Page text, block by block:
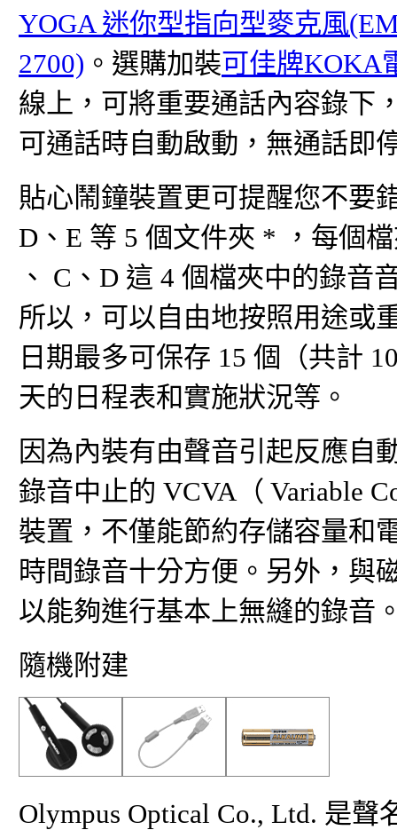
YOGA 迷你型指向型麥克風
2700) 。選購加裝可佳牌KOKA
線上，可將重要通話內容錄下
可通話時自動啟動，無通話即
貼心鬧鐘裝置更可提醒您不要
D、E 等 5 個文件夾 * ，每個
、 C、D 這 4 個檔夾中的錄音
所以，可以自由地按照用途或
日期最多可保存 15 個（共計
天的日程表和實施狀況等。
因為內裝有由聲音引起反應自
錄音中止的 VCVA（ Variable
裝置，不僅能節約存儲容量和
時間錄音十分方便。另外，與
以能夠進行基本上無縫的錄音
隨機附建
Olympus Optical Co., Ltd. 是